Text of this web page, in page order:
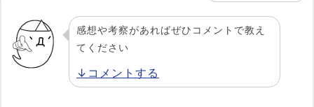
感想や考察があればぜひコメントで教え
てください
↓コメントする